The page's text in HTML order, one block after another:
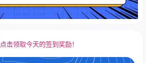
点击领取今天的签到奖励！